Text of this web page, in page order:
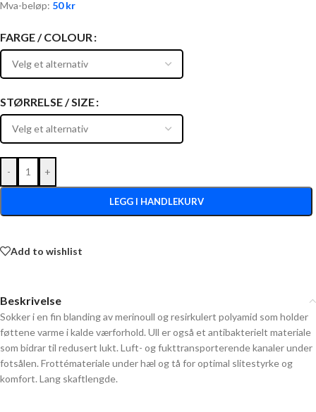
Mva-beløp: 50kr
FARGE / COLOUR
STØRRELSE / SIZE
- +
LEGG I HANDLEKURV
Add to wishlist
Beskrivelse
Sokker i en fin blanding av merinoull og resirkulert polyamid som holder
føttene varme i kalde værforhold. Ull er også et antibakterielt materiale
som bidrar til redusert lukt. Luft- og fukttransporterende kanaler under
fotsålen. Frottémateriale under hæl og tå for optimal slitestyrke og
komfort. Lang skaftlengde.